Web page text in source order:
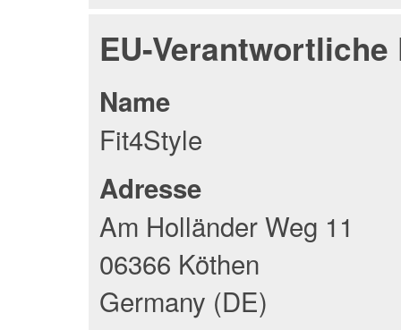
EU-Verantwortliche
Name
Fit4Style
Adresse
Am Holländer Weg 11
06366 Köthen
Germany (DE)